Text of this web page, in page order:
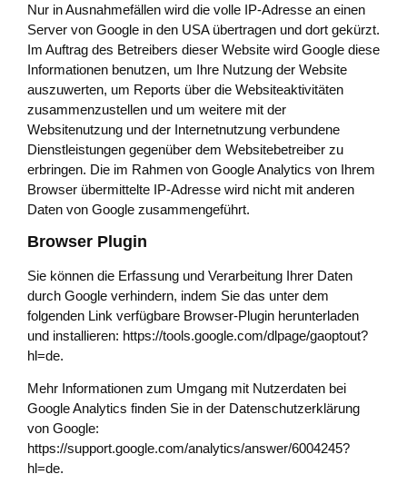
Nur in Ausnahmefällen wird die volle IP-Adresse an einen
Server von Google in den USA übertragen und dort gekürzt.
Im Auftrag des Betreibers dieser Website wird Google diese
Informationen benutzen, um Ihre Nutzung der Website
auszuwerten, um Reports über die Websiteaktivitäten
zusammenzustellen und um weitere mit der
Websitenutzung und der Internetnutzung verbundene
Dienstleistungen gegenüber dem Websitebetreiber zu
erbringen. Die im Rahmen von Google Analytics von Ihrem
Browser übermittelte IP-Adresse wird nicht mit anderen
Daten von Google zusammengeführt.
Browser Plugin
Sie können die Erfassung und Verarbeitung Ihrer Daten
durch Google verhindern, indem Sie das unter dem
folgenden Link verfügbare Browser-Plugin herunterladen
und installieren: https://tools.google.com/dlpage/gaoptout?
hl=de.
Mehr Informationen zum Umgang mit Nutzerdaten bei
Google Analytics finden Sie in der Datenschutzerklärung
von Google:
https://support.google.com/analytics/answer/6004245?
hl=de.